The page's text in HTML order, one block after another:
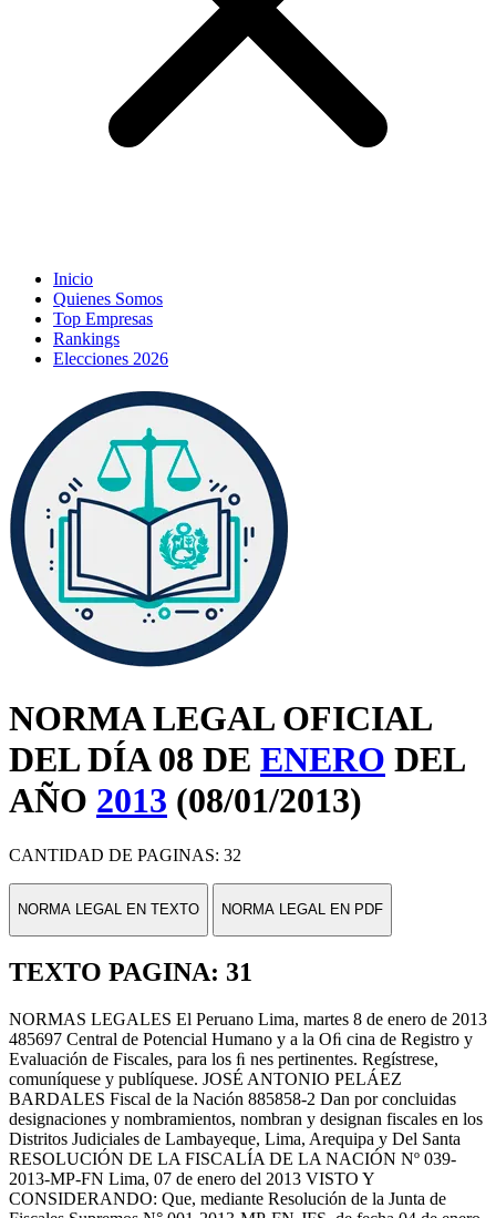
Inicio
Quienes Somos
Top Empresas
Rankings
Elecciones 2026
NORMA LEGAL OFICIAL
DEL DÍA 08 DE ENERO DEL
AÑO 2013 (08/01/2013)
CANTIDAD DE PAGINAS: 32
NORMA LEGAL EN TEXTO NORMA LEGAL EN PDF
TEXTO PAGINA: 31
NORMAS LEGALES El Peruano Lima, martes 8 de enero de 2013
485697 Central de Potencial Humano y a la Oﬁ cina de Registro y
Evaluación de Fiscales, para los ﬁ nes pertinentes. Regístrese,
comuníquese y publíquese. JOSÉ ANTONIO PELÁEZ
BARDALES Fiscal de la Nación 885858-2 Dan por concluidas
designaciones y nombramientos, nombran y designan fiscales en los
Distritos Judiciales de Lambayeque, Lima, Arequipa y Del Santa
RESOLUCIÓN DE LA FISCALÍA DE LA NACIÓN Nº 039-
2013-MP-FN Lima, 07 de enero del 2013 VISTO Y
CONSIDERANDO: Que, mediante Resolución de la Junta de